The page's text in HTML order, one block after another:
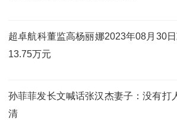
超卓航科董监高杨丽娜2023年08月30
13.75万元
孙菲菲发长文喊话张汉杰妻子：没有打
清